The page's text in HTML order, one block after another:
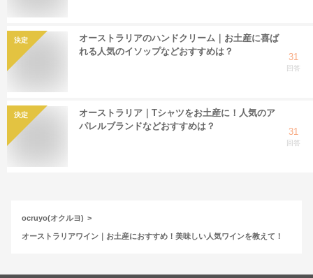
決定
オーストラリアのハンドクリーム｜お土産に喜ば
れる人気のイソップなどおすすめは？
31
回答
決定
オーストラリア｜Tシャツをお土産に！人気のア
パレルブランドなどおすすめは？
31
回答
ocruyo(オクルヨ)
オーストラリアワイン｜お土産におすすめ！美味しい人気ワインを教えて！